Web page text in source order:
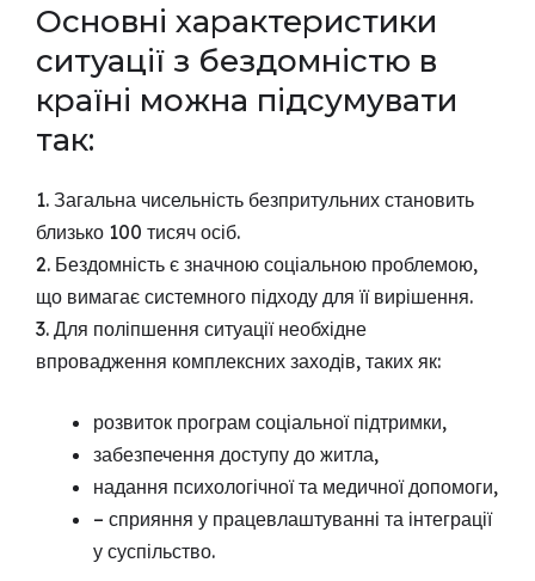
Основні характеристики
ситуації з бездомністю в
країні можна підсумувати
так:
1. Загальна чисельність безпритульних становить
близько 100 тисяч осіб.
2. Бездомність є значною соціальною проблемою,
що вимагає системного підходу для її вирішення.
3. Для поліпшення ситуації необхідне
впровадження комплексних заходів, таких як:
розвиток програм соціальної підтримки,
забезпечення доступу до житла,
надання психологічної та медичної допомоги,
– сприяння у працевлаштуванні та інтеграції
у суспільство.